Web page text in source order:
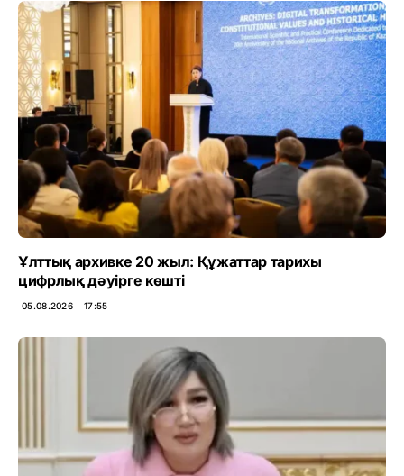
Ұлттық архивке 20 жыл: Құжаттар тарихы
цифрлық дәуірге көшті
05.08.2026 ∣ 17:55